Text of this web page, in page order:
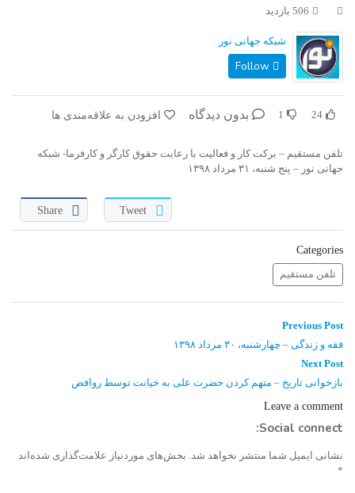
506 بازدید
شبکه جهانی نور
24
1 بدون دیدگاه افزودن به علاقه‌مندی ها
تلفن مستقیم – برکت کار و فعالیت با رعایت حقوق کارگر و کارفرما- شبکه
جهانی نور – پنج شنبه، ۳۱ مرداد ۱۳۹۸
Share Tweet
Categories
تلفن مستقیم
راهبری
نوشته
Previous Post
Previous
فقه و زندگی – چهارشنبه، ۳۰ مرداد ۱۳۹۸
Next Post
Next
بازخوانی تاریخ – متهم کردن حضرت علی به خیانت توسط روافض
Leave a comment
Social connect:
نشانی ایمیل شما منتشر نخواهد شد. بخش‌های موردنیاز علامت‌گذاری شده‌اند
*